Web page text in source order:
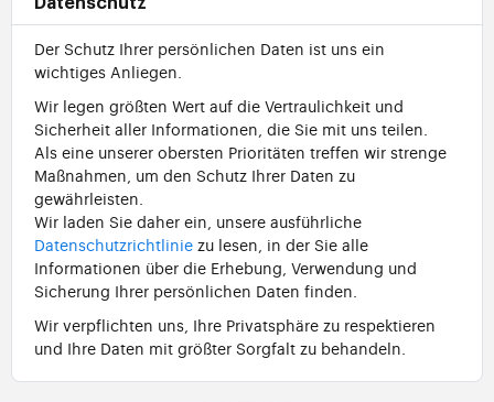
Der Schutz Ihrer persönlichen Daten ist uns ein
wichtiges Anliegen.
Wir legen größten Wert auf die Vertraulichkeit und
Sicherheit aller Informationen, die Sie mit uns teilen.
Als eine unserer obersten Prioritäten treffen wir strenge
Maßnahmen, um den Schutz Ihrer Daten zu
gewährleisten.
Wir laden Sie daher ein, unsere ausführliche
Datenschutzrichtlinie zu lesen, in der Sie alle
Informationen über die Erhebung, Verwendung und
Sicherung Ihrer persönlichen Daten finden.
Wir verpflichten uns, Ihre Privatsphäre zu respektieren
und Ihre Daten mit größter Sorgfalt zu behandeln.